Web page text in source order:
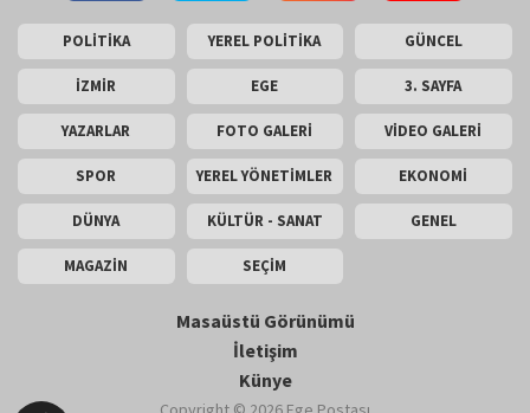
POLİTİKA YEREL POLİTİKA GÜNCEL
İZMİR EGE 3. SAYFA
YAZARLAR FOTO GALERİ VİDEO GALERİ
SPOR YEREL YÖNETİMLER EKONOMİ
DÜNYA KÜLTÜR - SANAT GENEL
MAGAZİN SEÇİM
Masaüstü Görünümü
İletişim
Künye